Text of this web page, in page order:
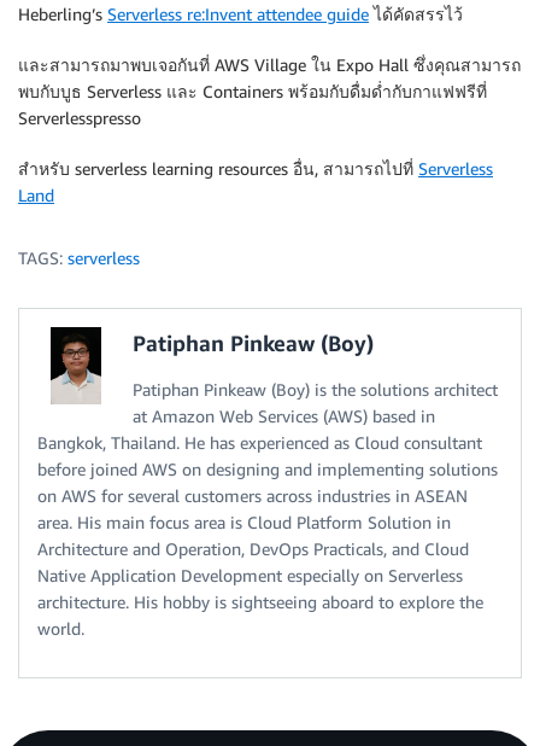
Heberling’s Serverless re:Invent attendee guideได้คัดสรรไว้
และสามารถมาพบเจอกันที่ AWS Village ใน Expo Hall ซึ่งคุณสามารถ
พบกับบูธ Serverless และ Containers พร้อมกับดื่มด่ำกับกาแฟฟรีที่
Serverlesspresso
สำหรับ serverless learning resources อื่น, สามารถไปที่ Serverless
Land
TAGS: serverless
Patiphan Pinkeaw (Boy)
Patiphan Pinkeaw (Boy) is the solutions architect
at Amazon Web Services (AWS) based in
Bangkok, Thailand. He has experienced as Cloud consultant
before joined AWS on designing and implementing solutions
on AWS for several customers across industries in ASEAN
area. His main focus area is Cloud Platform Solution in
Architecture and Operation, DevOps Practicals, and Cloud
Native Application Development especially on Serverless
architecture. His hobby is sightseeing aboard to explore the
world.